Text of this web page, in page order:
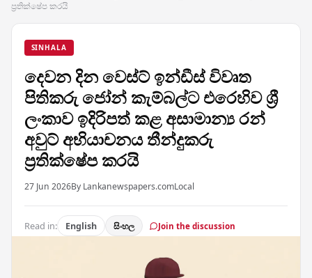
ප්‍රතික්ෂේප කරයි
SINHALA
දෙවන දින වෙස්ට් ඉන්ඩීස් විවෘත
පිතිකරු ජෝන් කැම්බල්ට එරෙහිව ශ්‍රී
ලංකාව ඉදිරිපත් කළ අසාමාන්‍ය රන්
අවුට් අභියාචනය තීන්දුකරු
ප්‍රතික්ෂේප කරයි
27 Jun 2026By Lankanewspapers.comLocal
Read in: English සිංහල Join the discussion